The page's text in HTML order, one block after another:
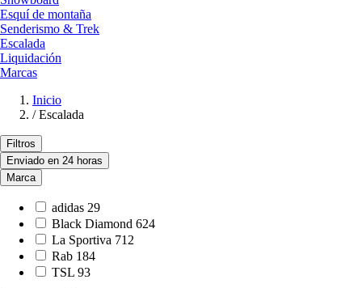
Esquí de montaña
Senderismo & Trek
Escalada
Liquidación
Marcas
Inicio
/ Escalada
Filtros
Enviado en 24 horas
Marca
adidas 29
Black Diamond 624
La Sportiva 712
Rab 184
TSL 93